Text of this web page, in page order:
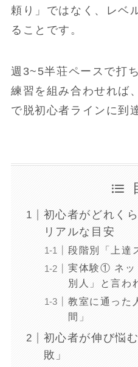
頼り」ではなく、レベ
ることです。
週3~5半荘ペースで打
練習を組み合わせれば
で脱初心者ラインに到
初心者がどれく
リアルな目安
段階別「上達
実体験① ネッ
別人」と言わ
教室に通った
間」
初心者が伸び悩
敗」